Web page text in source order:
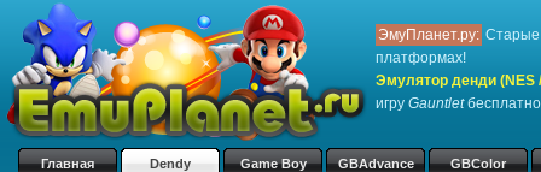
ЭмуПланет.ру: Старые
платформах!
Эмулятор денди (NES
игру Gauntlet
Главная Dendy Game Boy GBAdvance GBColor